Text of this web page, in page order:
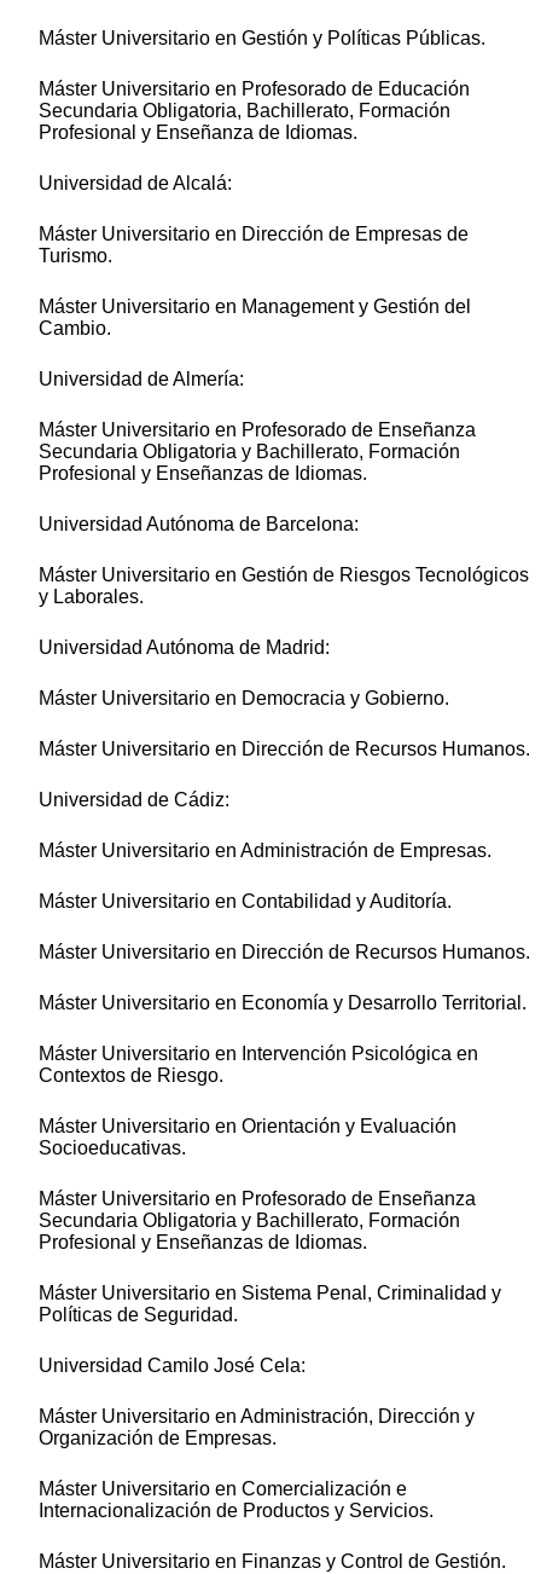
Máster Universitario en Gestión y Políticas Públicas.
Máster Universitario en Profesorado de Educación
Secundaria Obligatoria, Bachillerato, Formación
Profesional y Enseñanza de Idiomas.
Universidad de Alcalá:
Máster Universitario en Dirección de Empresas de
Turismo.
Máster Universitario en Management y Gestión del
Cambio.
Universidad de Almería:
Máster Universitario en Profesorado de Enseñanza
Secundaria Obligatoria y Bachillerato, Formación
Profesional y Enseñanzas de Idiomas.
Universidad Autónoma de Barcelona:
Máster Universitario en Gestión de Riesgos Tecnológicos
y Laborales.
Universidad Autónoma de Madrid:
Máster Universitario en Democracia y Gobierno.
Máster Universitario en Dirección de Recursos Humanos.
Universidad de Cádiz:
Máster Universitario en Administración de Empresas.
Máster Universitario en Contabilidad y Auditoría.
Máster Universitario en Dirección de Recursos Humanos.
Máster Universitario en Economía y Desarrollo Territorial.
Máster Universitario en Intervención Psicológica en
Contextos de Riesgo.
Máster Universitario en Orientación y Evaluación
Socioeducativas.
Máster Universitario en Profesorado de Enseñanza
Secundaria Obligatoria y Bachillerato, Formación
Profesional y Enseñanzas de Idiomas.
Máster Universitario en Sistema Penal, Criminalidad y
Políticas de Seguridad.
Universidad Camilo José Cela:
Máster Universitario en Administración, Dirección y
Organización de Empresas.
Máster Universitario en Comercialización e
Internacionalización de Productos y Servicios.
Máster Universitario en Finanzas y Control de Gestión.